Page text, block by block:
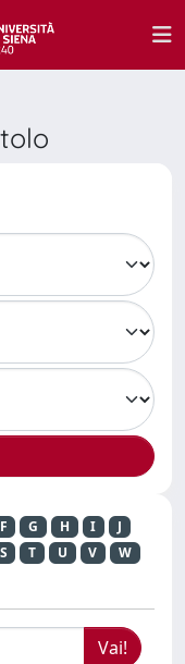
F G H I
J
S T U V
W